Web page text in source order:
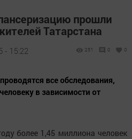
прошли
Татарстана
- 15:22 251 0 0
все обследования,
в зависимости от
более 1,45 миллиона человек